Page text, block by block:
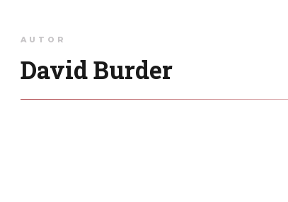
AUTOR
David Burder